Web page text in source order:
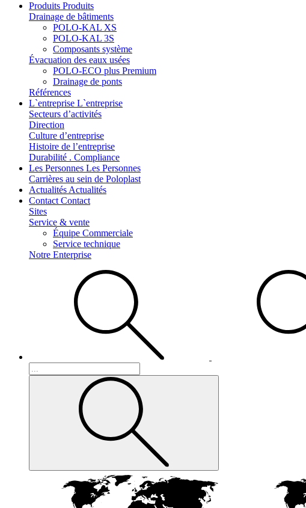
Produits Produits
Drainage de bâtiments
POLO-KAL XS
POLO-KAL 3S
Composants système
Évacuation des eaux usées
POLO-ECO plus Premium
Drainage de ponts
Références
L`entreprise L`entreprise
Secteurs d’activités
Direction
Culture d’entreprise
Histoire de l’entreprise
Durabilité . Compliance
Les Personnes Les Personnes
Carrières au sein de Poloplast
Actualités Actualités
Contact Contact
Sites
Service & vente
Équipe Commerciale
Service technique
Notre Enterprise